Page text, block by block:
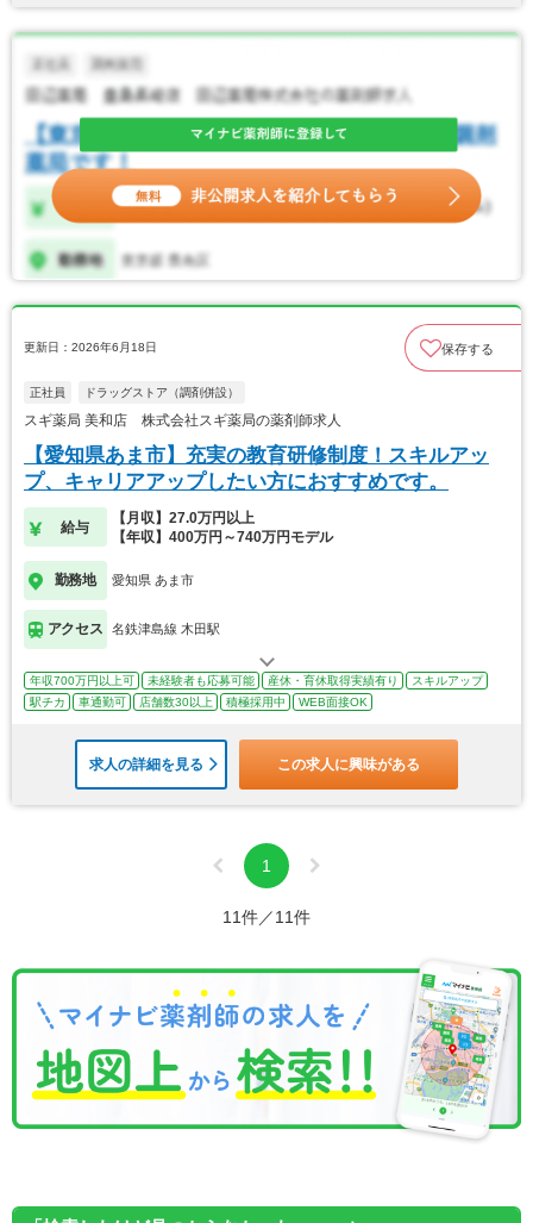
更新日：2026年6月18日 保存する
正社員 ドラッグストア（調剤併設）
スギ薬局 美和店 株式会社スギ薬局の薬剤師求人
【愛知県あま市】充実の教育研修制度！スキルアッ
プ、キャリアアップしたい方におすすめです。
給与
【月収】27.0万円以上
【年収】400万円～740万円モデル
勤務地 愛知県 あま市
アクセス 名鉄津島線 木田駅
年収700万円以上可 未経験者も応募可能 産休・育休取得実績有り
スキルアップ
駅チカ
車通勤可 店舗数30以上 積極採用中 WEB面接OK
求人の詳細を見る この求人に興味がある
1
11件／11件